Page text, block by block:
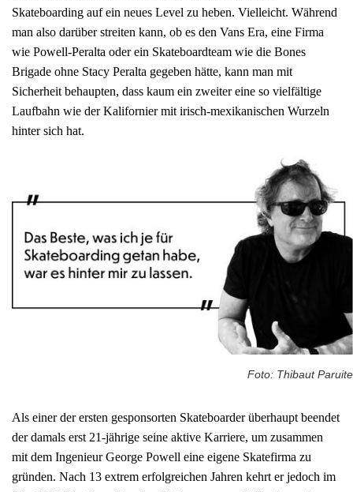
Skateboarding auf ein neues Level zu heben. Vielleicht. Während
man also darüber streiten kann, ob es den Vans Era, eine Firma
wie Powell-Peralta oder ein Skateboardteam wie die Bones
Brigade ohne Stacy Peralta gegeben hätte, kann man mit
Sicherheit behaupten, dass kaum ein zweiter eine so vielfältige
Laufbahn wie der Kalifornier mit irisch-mexikanischen Wurzeln
hinter sich hat.
Foto: Thibaut Paruite
Als einer der ersten gesponsorten Skateboarder überhaupt beendet
der damals erst 21-jährige seine aktive Karriere, um zusammen
mit dem Ingenieur George Powell eine eigene Skatefirma zu
gründen. Nach 13 extrem erfolgreichen Jahren kehrt er jedoch im